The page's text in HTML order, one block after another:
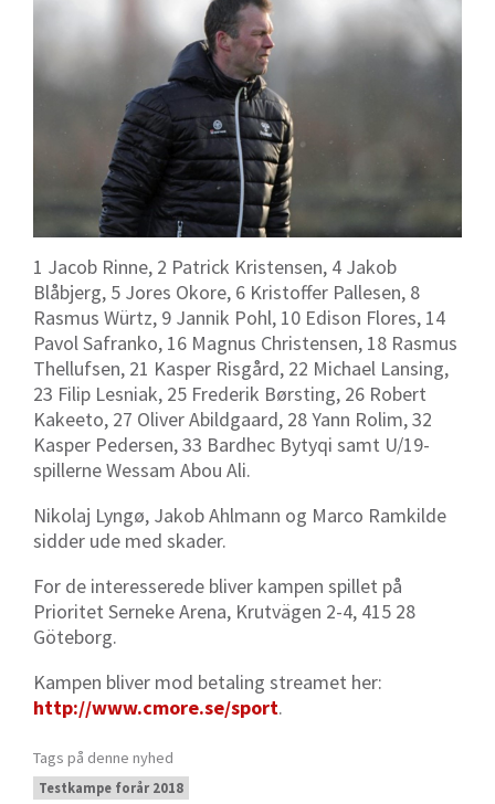
1 Jacob Rinne, 2 Patrick Kristensen, 4 Jakob
Blåbjerg, 5 Jores Okore, 6 Kristoffer Pallesen, 8
Rasmus Würtz, 9 Jannik Pohl, 10 Edison Flores, 14
Pavol Safranko, 16 Magnus Christensen, 18 Rasmus
Thellufsen, 21 Kasper Risgård, 22 Michael Lansing,
23 Filip Lesniak, 25 Frederik Børsting, 26 Robert
Kakeeto, 27 Oliver Abildgaard, 28 Yann Rolim, 32
Kasper Pedersen, 33 Bardhec Bytyqi samt U/19-
spillerne Wessam Abou Ali.
Nikolaj Lyngø, Jakob Ahlmann og Marco Ramkilde
sidder ude med skader.
For de interesserede bliver kampen spillet på
Prioritet Serneke Arena, Krutvägen 2-4, 415 28
Göteborg.
Kampen bliver mod betaling streamet her:
http://www.cmore.se/sport.
Tags på denne nyhed
Testkampe forår 2018